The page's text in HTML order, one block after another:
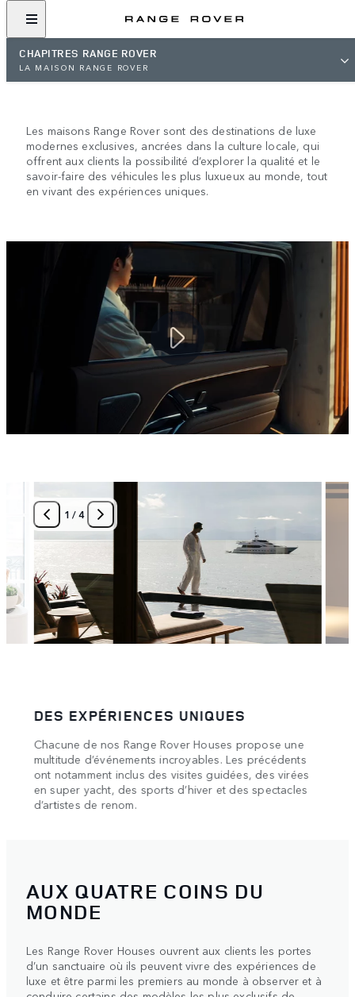
CHAPITRES RANGE ROVER
LA MAISON RANGE ROVER
LA MAISON RANGE ROVER
Les maisons Range Rover sont des destinations de luxe
modernes exclusives, ancrées dans la culture locale, qui
offrent aux clients la possibilité d’explorer la qualité et le
savoir-faire des véhicules les plus luxueux au monde, tout
en vivant des expériences uniques.
DES EXPÉRIENCES UNIQUES
Chacune de nos Range Rover Houses propose une
multitude d’événements incroyables. Les précédents
ont notamment inclus des visites guidées, des virées
en super yacht, des sports d’hiver et des spectacles
d’artistes de renom.
1 /4
AUX QUATRE COINS DU
MONDE
Les Range Rover Houses ouvrent aux clients les portes
d’un sanctuaire où ils peuvent vivre des expériences de
luxe et être parmi les premiers au monde à observer et à